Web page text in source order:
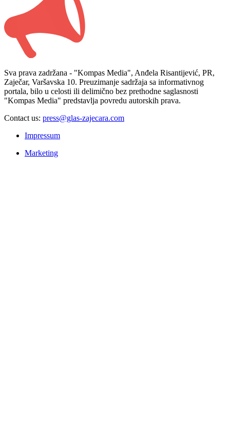
Sva prava zadržana - "Kompas Media", Anđela Risantijević, PR,
Zaječar, Varšavska 10. Preuzimanje sadržaja sa informativnog
portala, bilo u celosti ili delimično bez prethodne saglasnosti
"Kompas Media" predstavlja povredu autorskih prava.
Contact us: press@glas-zajecara.com
Impressum
Marketing